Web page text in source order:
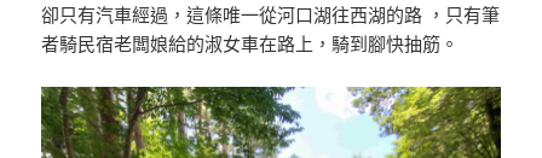
卻只有汽車經過，這條唯一從河口湖往西湖的路 ，只有筆
者騎民宿老闆娘給的淑女車在路上，騎到腳快抽筋。